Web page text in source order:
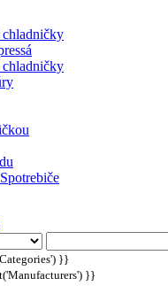
chladničky
}}
}}